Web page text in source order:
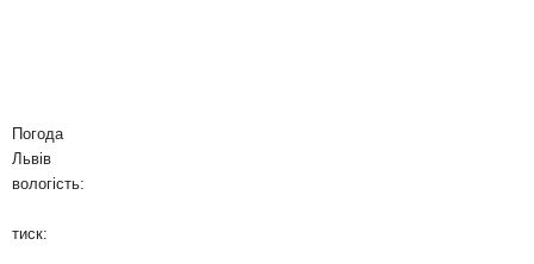
Погода
Львів
вологість:
тиск: